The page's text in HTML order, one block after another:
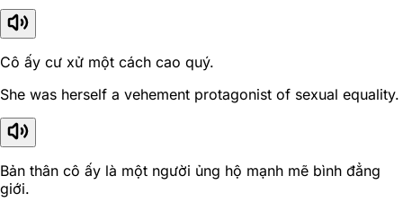
Cô ấy cư xử một cách cao quý.
She was herself a vehement protagonist of sexual equality.
Bản thân cô ấy là một người ủng hộ mạnh mẽ bình đẳng
giới.